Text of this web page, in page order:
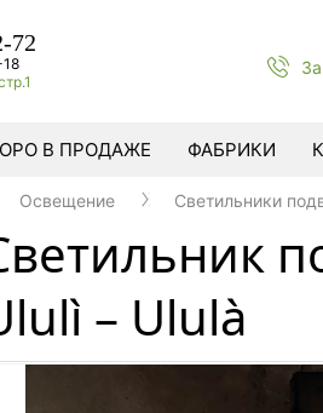
72
В ПРОДАЖЕ ФАБРИКИ
Освещение Светильники
– Ululà